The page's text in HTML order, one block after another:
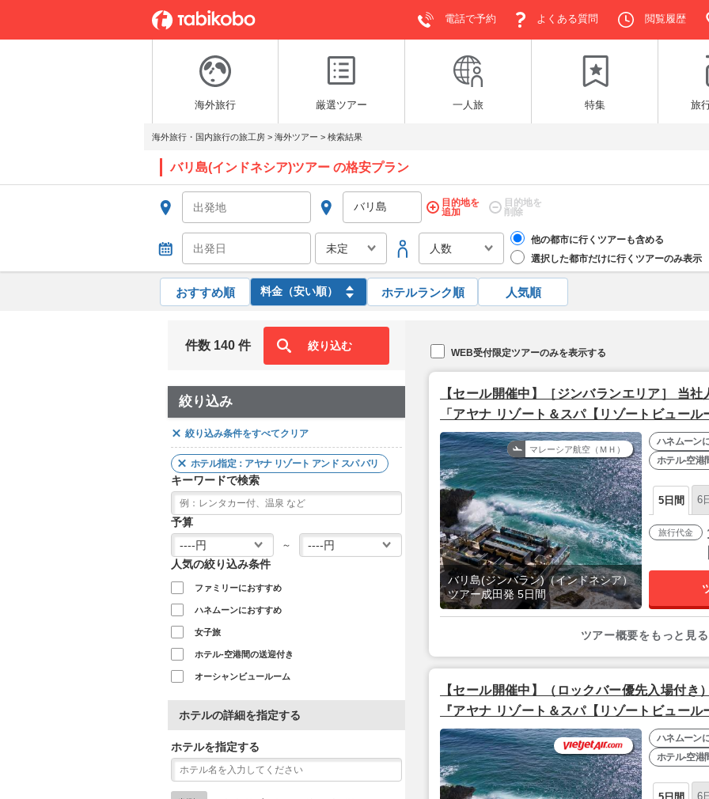
電話で予約 よくある質問 閲覧履歴
海外旅行 厳選ツアー 一人旅 特集 旅
海外旅行・国内旅行の旅工房 > 海外ツアー > 検索結果
バリ島(インドネシア)ツアー の格安プラン
目的地を
追加
目的地を
削除
他の都市に行くツアーも含める
選択した都市だけに行くツアーのみ表示
おすすめ順 ホテルランク順 人気順
絞り込み
絞り込み条件をすべてクリア
ホテル指定：アヤナ リゾート アンド スパ バリ
キーワードで検索
予算
～
人気の絞り込み条件
ファミリーにおすすめ
ハネムーンにおすすめ
女子旅
ホテル-空港間の送迎付き
オーシャンビュールーム
ホテルの詳細を指定する
ホテルを指定する
件数 140 件 絞り込む
WEB受付限定ツアーのみを表示する
【セール開催中】［ジンバランエリア］ 当
「アヤナ リゾート＆スパ【リゾートビュー
【マレーシア航空で行く/成田発】
バリ島(ジンバラン)（インドネシア）
ツアー成田発 5日間
マレーシア航空（ＭＨ）
ハネムーン
ホテル-空港
5日間 6
旅行代金
ツアー概要をもっと見る
【セール開催中】（ロックバー優先入場付き
『アヤナ リゾート＆スパ【リゾートビュー
トジェットエア利用/羽田発/成田着】 ハネムーン
ホテル-空港
6